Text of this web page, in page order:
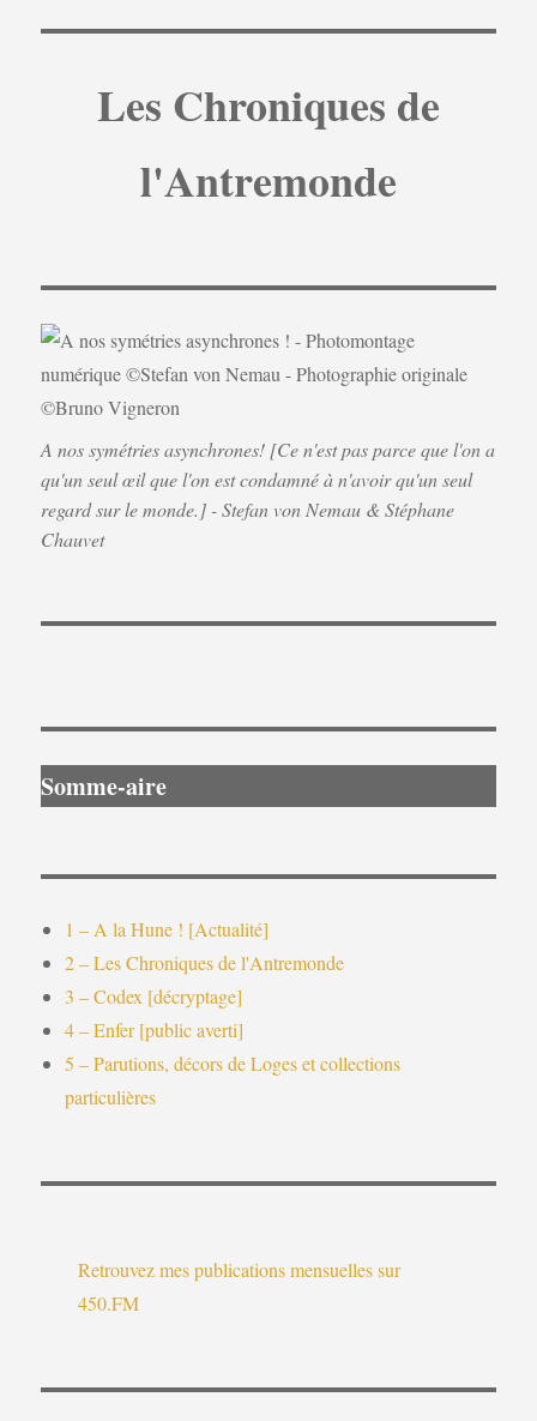
Les Chroniques de
l'Antremonde
A nos symétries asynchrones! [Ce n'est pas parce que l'on a
qu'un seul œil que l'on est condamné à n'avoir qu'un seul
regard sur le monde.] - Stefan von Nemau & Stéphane
Chauvet
Somme-aire
1 – A la Hune ! [Actualité]
2 – Les Chroniques de l'Antremonde
3 – Codex [décryptage]
4 – Enfer [public averti]
5 – Parutions, décors de Loges et collections
particulières
Retrouvez mes publications mensuelles sur
450.FM